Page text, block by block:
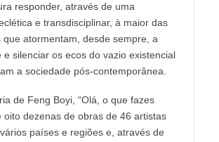
responder, através de uma
e transdisciplinar, à maior das
que atormentam, desde sempre, a
e silenciar os ecos do vazio existencial
a sociedade pós-contemporânea.
de Feng Boyi, “Olá, o que fazes
oito dezenas de obras de 46 artistas
países e regiões e, através de